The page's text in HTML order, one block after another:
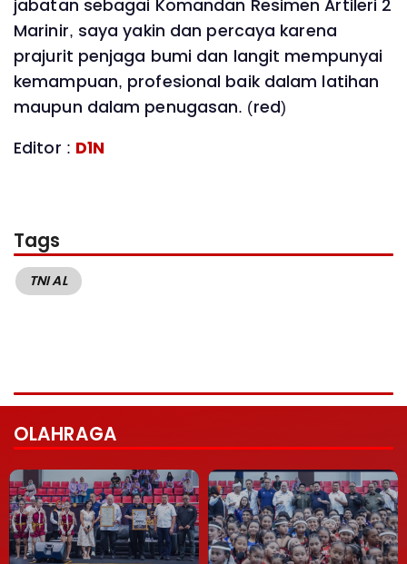
jabatan sebagai Komandan Resimen Artileri 2
Marinir, saya yakin dan percaya karena
prajurit penjaga bumi dan langit mempunyai
kemampuan, profesional baik dalam latihan
maupun dalam penugasan. (red)
Editor : D1N
Tags
TNI AL
OLAHRAGA